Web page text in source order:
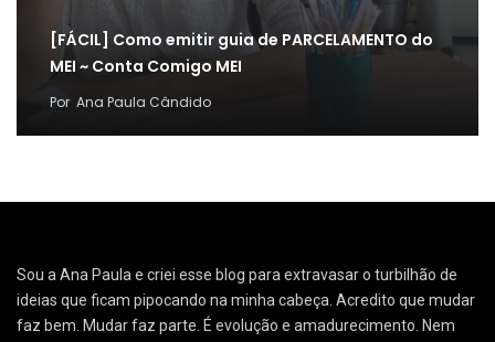
[FÁCIL] Como emitir guia de PARCELAMENTO do
MEI ~ Conta Comigo MEI
Por Ana Paula Cândido
Sou a Ana Paula e criei esse blog para extravasar o turbilhão de
ideias que ficam pipocando na minha cabeça. Acredito que mudar
faz bem. Mudar faz parte. É evolução e amadurecimento. Nem